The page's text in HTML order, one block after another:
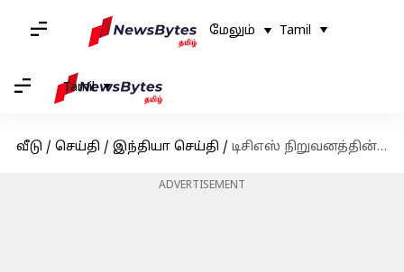
மேலும் Tamil
Tamil
வீடு / செய்தி / இந்தியா செய்தி / டிசிஎஸ் நிறுவனத்தின் புதிய சிஇஓ கிருத்திவாசன்.. யார் இவர்?
ADVERTISEMENT